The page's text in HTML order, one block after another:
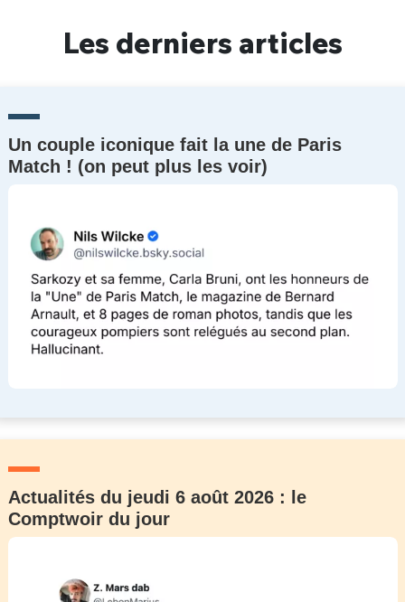
Les derniers articles
Un couple iconique fait la une de Paris
Match ! (on peut plus les voir)
Actualités du jeudi 6 août 2026 : le
Comptwoir du jour
Un Thread